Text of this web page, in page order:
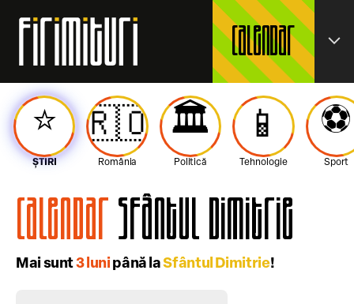
Calendar expand_more
⭐️
ȘTIRI
🇷🇴
România
🏛️
Politică
📱
Tehnologie
⚽️
Sport
Calendar Sfântul Dimitrie
Mai sunt3 luni până laSfântul Dimitrie!